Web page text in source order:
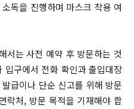
독을 진행하며 마스크 착용 여
서는 사전 예약 후 방문하는 것
구에서 전화 확인과 출입대장
급이나 단순 신고를 위해 방문
락처, 방문 목적을 기재해야 합